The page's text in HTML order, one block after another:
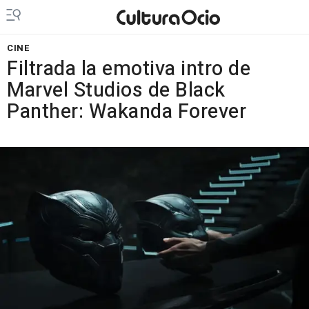
CINE
Filtrada la emotiva intro de
Marvel Studios de Black
Panther: Wakanda Forever